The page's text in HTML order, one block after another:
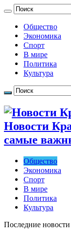
Общество
Экономика
Спорт
В мире
Политика
Культура
Новости
самые
Общество
Экономика
Спорт
В мире
Политика
Культура
Последние новости